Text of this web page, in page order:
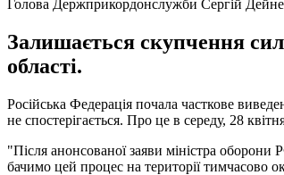
Голова Держприкордонслужби Сергій
Залишається скупчення
області.
Російська Федерація почала часткове
не спостерігається. Про це в середу, 28
"Після анонсованої заяви міністра
бачимо цей процес на території тимчасово